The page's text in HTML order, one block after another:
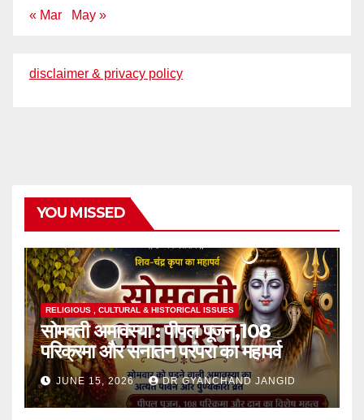
« Mar May »
disclaimer & privacy policy
YOU MISSED
RELIGIOUS , CULTURAL & HISTORICAL ISSUES
सोमवती अमावस्या : पीपल पूजन,108
परिक्रमा और सनातन परंपरा का महापर्व
JUNE 15, 2026 DR GYANCHAND JANGID